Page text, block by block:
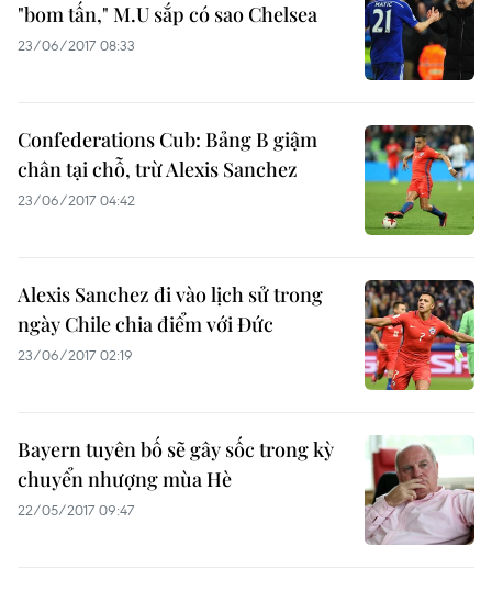
"bom tấn," M.U sắp có sao Chelsea
23/06/2017 08:33
Confederations Cub: Bảng B giậm
chân tại chỗ, trừ Alexis Sanchez
23/06/2017 04:42
Alexis Sanchez đi vào lịch sử trong
ngày Chile chia điểm với Đức
23/06/2017 02:19
Bayern tuyên bố sẽ gây sốc trong kỳ
chuyển nhượng mùa Hè
22/05/2017 09:47